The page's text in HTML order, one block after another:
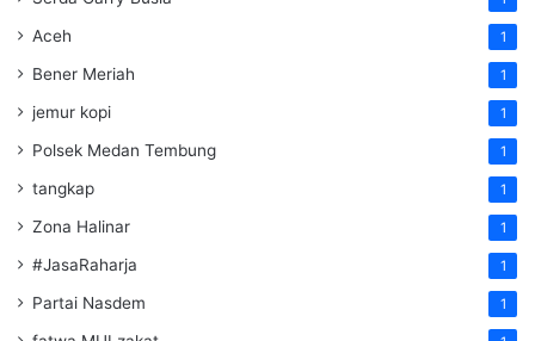
Aceh 1
Bener Meriah 1
jemur kopi 1
Polsek Medan Tembung 1
tangkap 1
Zona Halinar 1
#JasaRaharja 1
Partai Nasdem 1